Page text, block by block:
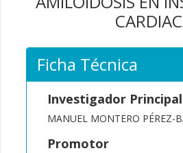
Ficha Técnica
Investigador Principal
MANUEL MONTERO PÉREZ-
Promotor